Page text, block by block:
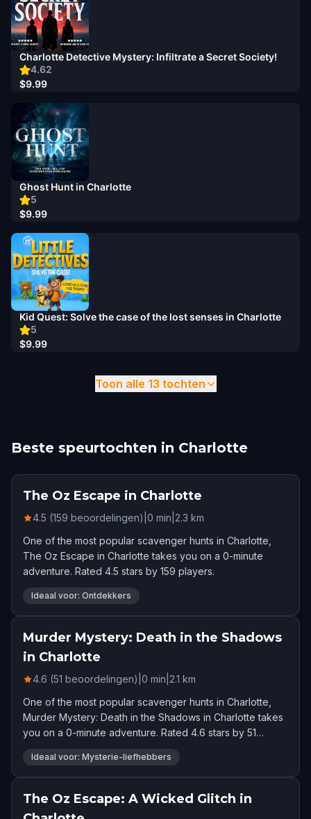
4.62
Charlotte Detective Mystery: Infiltrate a Secret Society!
$9.99
5
Ghost Hunt in Charlotte
$9.99
5
Kid Quest: Solve the case of the lost senses in Charlotte
$9.99
Toon alle 13 tochten
Beste speurtochten in Charlotte
The Oz Escape in Charlotte
4.5 (159 beoordelingen) 0 min 2.3 km
One of the most popular scavenger hunts in Charlotte,
The Oz Escape in Charlotte takes you on a 0-minute
adventure. Rated 4.5 stars by 159 players.
Ideaal voor: Ontdekkers
Murder Mystery: Death in the Shadows
in Charlotte
4.6 (51 beoordelingen) 0 min 2.1 km
One of the most popular scavenger hunts in Charlotte,
Murder Mystery: Death in the Shadows in Charlotte takes
you on a 0-minute adventure. Rated 4.6 stars by 51
players.
Ideaal voor: Mysterie-liefhebbers
The Oz Escape: A Wicked Glitch in